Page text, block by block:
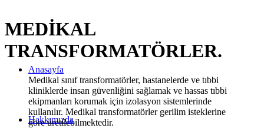
Anasayfa
Hakkımızda
MEDİKAL
TRANSFORMATÖRLER.
Medikal sınıf transformatörler, hastanelerde ve tıbbi
kliniklerde insan güvenliğini sağlamak ve hassas tıbbi
ekipmanları korumak için izolasyon sistemlerinde
kullanılır. Medikal transformatörler gerilim isteklerine
göre üretilebilmektedir.